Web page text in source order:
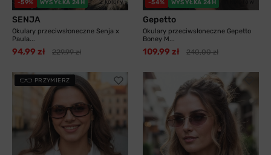
-59% WYSYŁKA 24H 2 kolory
SENJA
Okulary przeciwsłoneczne Senja x
Paula...
94,99 zł 229,99 zł
-54% WYSYŁKA 24H
Gepetto
Okulary przeciwsłoneczne Gepetto
Boney M...
109,99 zł 240,00 zł
PRZYMIERZ